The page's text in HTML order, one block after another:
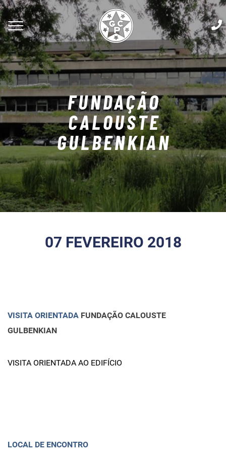
FUNDAÇÃO
CALOUSTE
GULBENKIAN
07 FEVEREIRO 2018
VISITA ORIENTADA FUNDAÇÃO CALOUSTE
GULBENKIAN
VISITA ORIENTADA AO EDIFÍCIO
LOCAL DE ENCONTRO